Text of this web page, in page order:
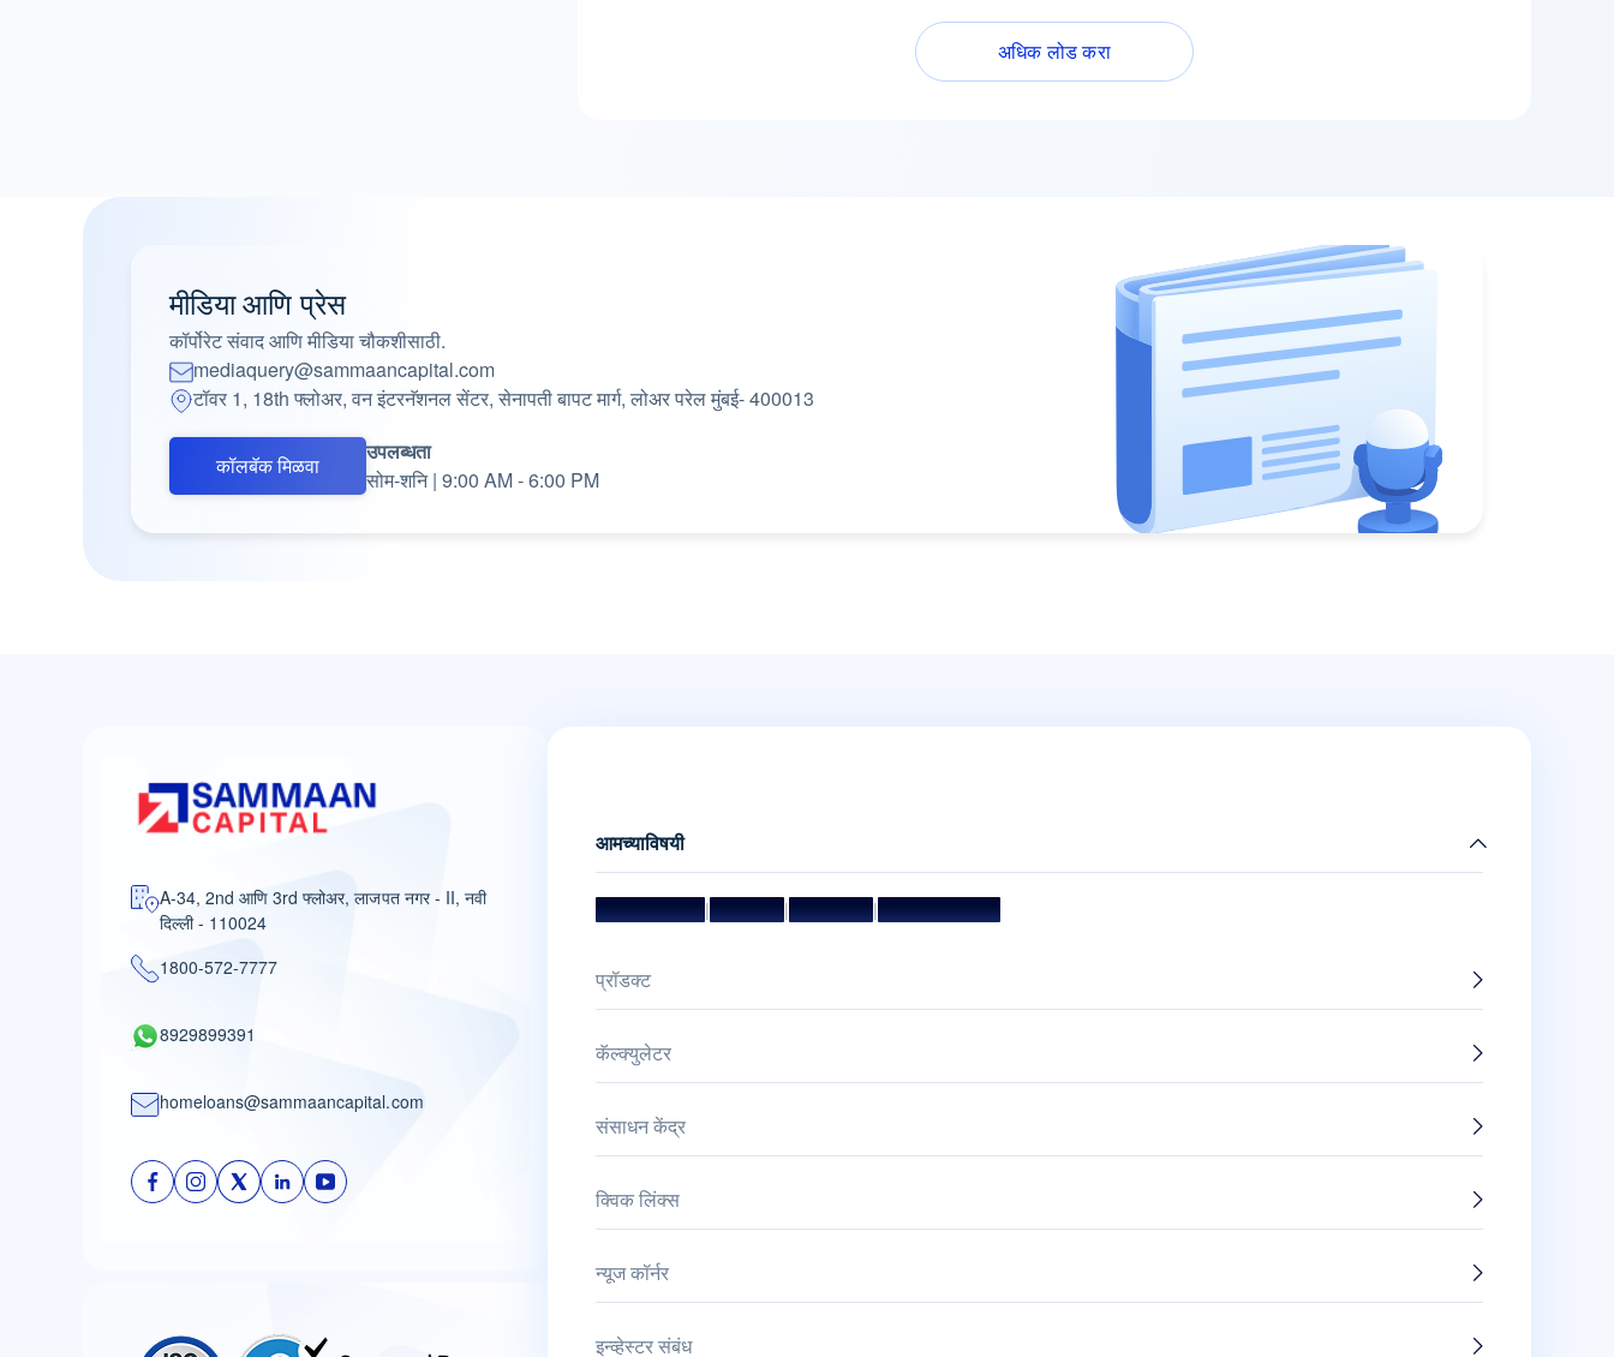
अधिक लोड करा
मीडिया आणि प्रेस
कॉर्पोरेट संवाद आणि मीडिया चौकशीसाठी.
mediaquery@sammaancapital.com
टॉवर 1, 18th फ्लोअर, वन इंटरनॅशनल सेंटर, सेनापती बापट मार्ग, लोअर परेल मुंबई- 400013
कॉलबॅक मिळवा
उपलब्धता
सोम-शनि | 9:00 AM - 6:00 PM
A-34, 2nd आणि 3rd फ्लोअर, लाजपत नगर - II, नवी
दिल्ली - 110024
1800-572-7777
8929899391
homeloans@sammaancapital.com
आमच्याविषयी
मिशन आणि व्हिजन|मॅनेजमेंट टीम|संचालक मंडळ|पुरस्कार आणि सन्मान
प्रॉडक्ट
कॅल्क्युलेटर
संसाधन केंद्र
क्विक लिंक्स
न्यूज कॉर्नर
इन्व्हेस्टर संबंध